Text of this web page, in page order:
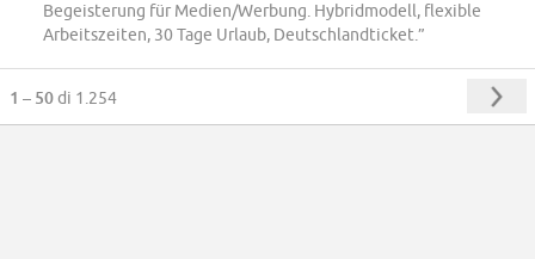
Begeisterung für Medien/Werbung. Hybridmodell, flexible
Arbeitszeiten, 30 Tage Urlaub, Deutschlandticket.”
1 – 50di 1.254